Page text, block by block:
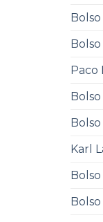
Paco
Karl